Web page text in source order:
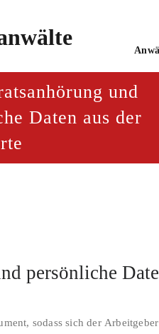
und
Daten aus der
persönliche
sodass sich der